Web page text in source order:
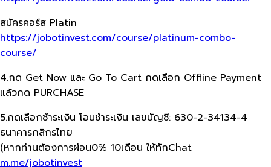
สมัครคอร์ส Platin
https://jobotinvest.com/course/platinum-combo-
course/
4.กด Get Now และ Go To Cart กดเลือก Offline Payment
แล้วกด PURCHASE
5.กดเลือกชำระเงิน โอนชำระเงิน เลขบัญชี: 630-2-34134-4
ธนาคารกสิกรไทย
(หากท่านต้องการผ่อน0% 10เดือน ให้ทักChat
m.me/jobotinvest